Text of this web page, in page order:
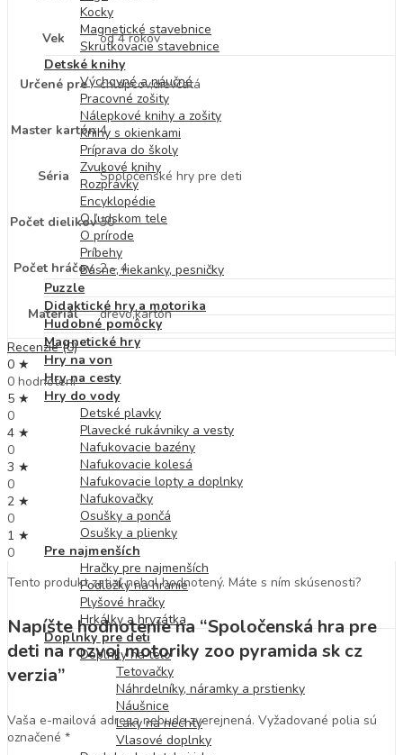
Kocky
Magnetické stavebnice
Skrutkovacie stavebnice
Detské knihy
Výchovné a náučné
Pracovné zošity
Nálepkové knihy a zošity
Knihy s okienkami
Príprava do školy
Zvukové knihy
Rozprávky
Encyklopédie
O ľudskom tele
O prírode
Príbehy
Básne, riekanky, pesničky
Puzzle
Didaktické hry a motorika
Hudobné pomôcky
Magnetické hry
Hry na von
Hry na cesty
Hry do vody
Detské plavky
Plavecké rukávniky a vesty
Nafukovacie bazény
Nafukovacie kolesá
Nafukovacie lopty a doplnky
Nafukovačky
Osušky a pončá
Osušky a plienky
Pre najmenších
Hračky pre najmenších
Podložky na hranie
Plyšové hračky
Hrkálky a hryzátka
Doplnky pre deti
Doplnky na telo
Tetovačky
Náhrdelníky, náramky a prstienky
Náušnice
Laky na nechty
Vlasové doplnky
Vek od 4 rokov
Určené pre chlapcov,dievčatá
Master kartón 4
Séria Spoločenské hry pre deti
Počet dielikov 30
Počet hráčov 2 – 4
Materiál
drevo,kartón
Recenzie (0)
0 ★
0 hodnotení
5 ★
0
4 ★
0
3 ★
0
2 ★
0
1 ★
0
Tento produkt zatiaľ nebol hodnotený. Máte s ním skúsenosti?
Napíšte hodnotenie na “Spoločenská hra pre
deti na rozvoj motoriky zoo pyramida sk cz
verzia”
Vaša e-mailová adresa nebude zverejnená. Vyžadované polia sú
označené *